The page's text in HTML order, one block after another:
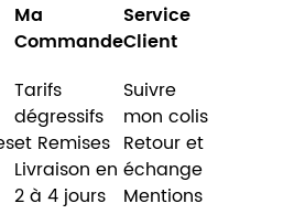
Ma
Commande
Tarifs
dégressifs
et Remises
Livraison en
2 à 4 jours
Service
Client
Suivre
mon colis
Retour et
échange
Mentions